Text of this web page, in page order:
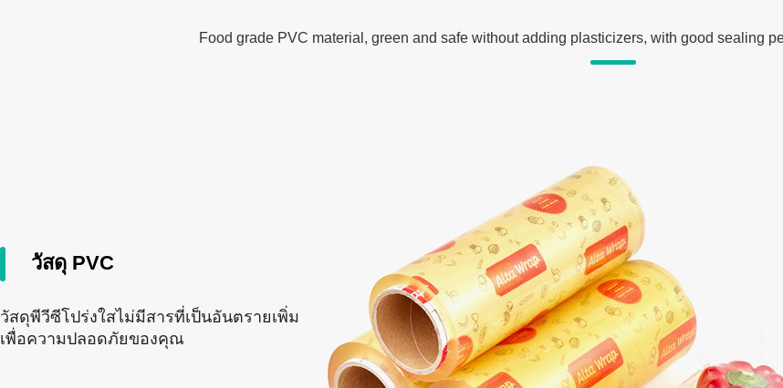
Food grade PVC material, green and safe without adding plasticizers, with good sealing
วัสดุ PVC
วัสดุพีวีซีโปร่งใสไม่มีสารที่เป็นอันตรายเพิ่ม
เพื่อความปลอดภัยของคุณ